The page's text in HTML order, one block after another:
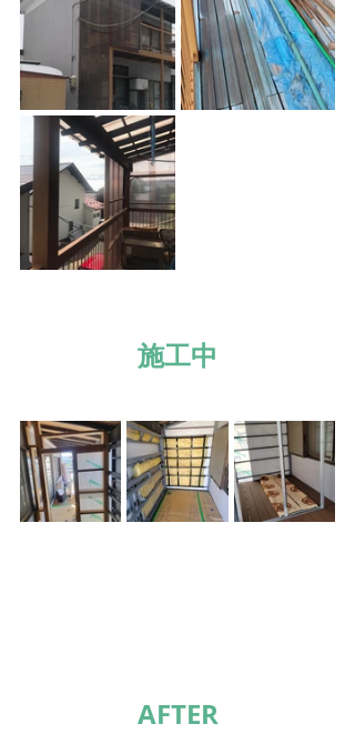
施工中
AFTER